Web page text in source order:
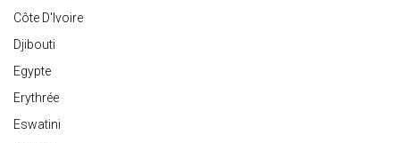
Côte D'Ivoire
Djibouti
Egypte
Erythrée
Eswatini